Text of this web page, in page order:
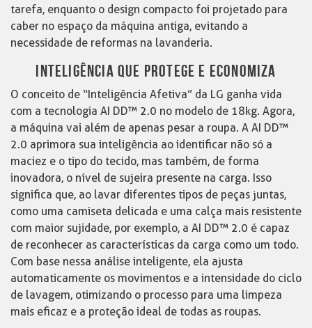
tarefa, enquanto o design compacto foi projetado para
caber no espaço da máquina antiga, evitando a
necessidade de reformas na lavanderia.
INTELIGÊNCIA QUE PROTEGE E ECONOMIZA
O conceito de “Inteligência Afetiva” da LG ganha vida
com a tecnologia AI DD™ 2.0 no modelo de 18kg. Agora,
a máquina vai além de apenas pesar a roupa. A AI DD™
2.0 aprimora sua inteligência ao identificar não só a
maciez e o tipo do tecido, mas também, de forma
inovadora, o nível de sujeira presente na carga. Isso
significa que, ao lavar diferentes tipos de peças juntas,
como uma camiseta delicada e uma calça mais resistente
com maior sujidade, por exemplo, a AI DD™ 2.0 é capaz
de reconhecer as características da carga como um todo.
Com base nessa análise inteligente, ela ajusta
automaticamente os movimentos e a intensidade do ciclo
de lavagem, otimizando o processo para uma limpeza
mais eficaz e a proteção ideal de todas as roupas.